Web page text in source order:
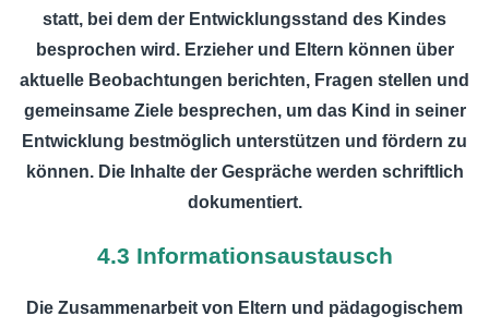
statt, bei dem der Entwicklungsstand des Kindes
besprochen wird. Erzieher und Eltern können über
aktuelle Beobachtungen berichten, Fragen stellen und
gemeinsame Ziele besprechen, um das Kind in seiner
Entwicklung bestmöglich unterstützen und fördern zu
können. Die Inhalte der Gespräche werden schriftlich
dokumentiert.
4.3 Informationsaustausch
Die Zusammenarbeit von Eltern und pädagogischem